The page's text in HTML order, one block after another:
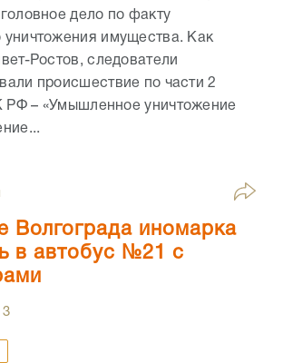
дело по факту
имущества. Как
Ростов, следователи
происшествие по части 2
РФ – «Умышленное уничтожение
Волгограда иномарка
в автобус №21 с